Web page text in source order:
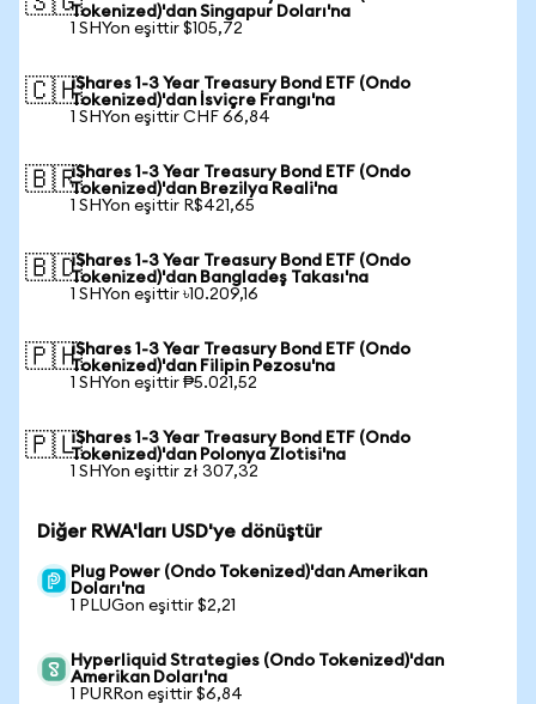
Tokenized)'dan Singapur Doları'na
1 SHYon eşittir $105,72
🇨🇭iShares 1-3 Year Treasury Bond ETF (Ondo
Tokenized)'dan İsviçre Frangı'na
1 SHYon eşittir CHF 66,84
🇧🇷iShares 1-3 Year Treasury Bond ETF (Ondo
Tokenized)'dan Brezilya Reali'na
1 SHYon eşittir R$421,65
🇧🇩iShares 1-3 Year Treasury Bond ETF (Ondo
Tokenized)'dan Bangladeş Takası'na
1 SHYon eşittir ৳10.209,16
🇵🇭iShares 1-3 Year Treasury Bond ETF (Ondo
Tokenized)'dan Filipin Pezosu'na
1 SHYon eşittir ₱5.021,52
🇵🇱iShares 1-3 Year Treasury Bond ETF (Ondo
Tokenized)'dan Polonya Zlotisi'na
1 SHYon eşittir zł 307,32
Diğer RWA'ları USD'ye dönüştür
Plug Power (Ondo Tokenized)'dan Amerikan
Doları'na
1 PLUGon eşittir $2,21
Hyperliquid Strategies (Ondo Tokenized)'dan
Amerikan Doları'na
1 PURRon eşittir $6,84